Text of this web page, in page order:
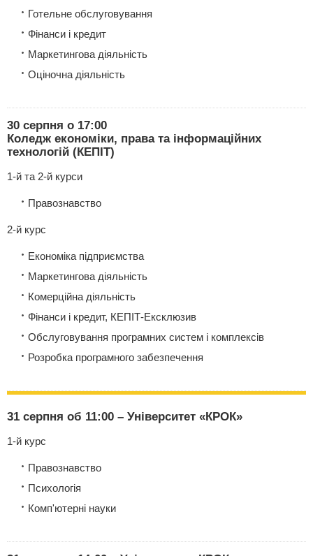
Готельне обслуговування
Фінанси і кредит
Маркетингова діяльність
Оціночна діяльність
30 серпня о 17:00
Коледж економіки, права та інформаційних
технологій (КЕПІТ)
1-й та 2-й курси
Правознавство
2-й курс
Економіка підприємства
Маркетингова діяльність
Комерційна діяльність
Фінанси і кредит, КЕПІТ-Ексклюзив
Обслуговування програмних систем і комплексів
Розробка програмного забезпечення
31 серпня об 11:00 – Університет «КРОК»
1-й курс
Правознавство
Психологія
Комп'ютерні науки